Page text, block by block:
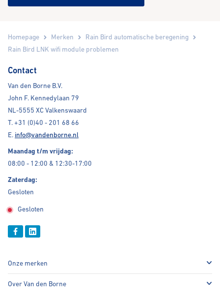
Homepage Merken
Rain Bird automatische beregening
Rain Bird LNK wifi module problemen
Contact
Van den Borne B.V.
John F. Kennedylaan 79
NL-5555 XC Valkenswaard
T.+31 (0)40 - 201 68 66
E. info@vandenborne.nl
Maandag t/m vrijdag:
08:00 - 12:00 & 12:30-17:00
Zaterdag:
Gesloten
Gesloten
Onze merken
Over Van den Borne